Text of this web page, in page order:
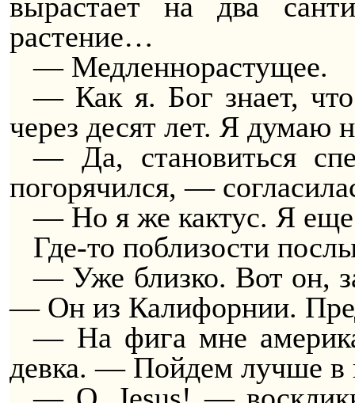
растение…
— Медленнорастущее.
— Как я. Бог знает,
через десят лет. Я думаю
— Да, становиться
погорячился, —
— Но я же кактус. Я еще
Где-то поблизости
— Уже близко. Вот он,
— Он из Калифорнии.
— На фига мне
девка. — Пойдем лучше